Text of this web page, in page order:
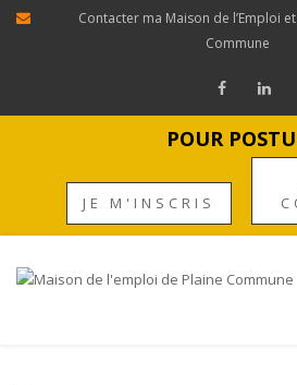
Contacter ma Maison de l’Emploi et
Commune
POUR
JE M'INSCRIS